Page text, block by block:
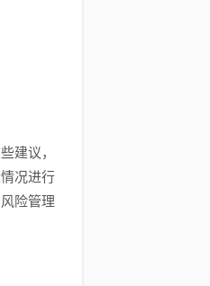
建议，
况进行
险管理